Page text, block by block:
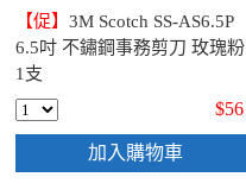
【促】3M Scotch SS-AS6.5P
6.5吋 不鏽鋼事務剪刀 玫瑰粉
1支
$56
加入購物車